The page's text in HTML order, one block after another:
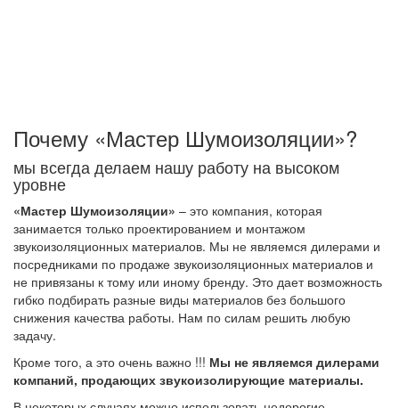
Почему «Мастер Шумоизоляции»?
мы всегда делаем нашу работу на высоком
уровне
«Мастер Шумоизоляции» – это компания, которая
занимается только проектированием и монтажом
звукоизоляционных материалов. Мы не являемся дилерами и
посредниками по продаже звукоизоляционных материалов и
не привязаны к тому или иному бренду. Это дает возможность
гибко подбирать разные виды материалов без большого
снижения качества работы. Нам по силам решить любую
задачу.
Кроме того, а это очень важно !!! Мы не являемся дилерами
компаний, продающих звукоизолирующие материалы.